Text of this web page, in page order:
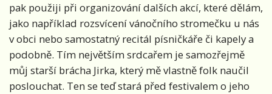
pak použiji při organizování dalších akcí, které dělám,
jako například rozsvícení vánočního stromečku u nás
v obci nebo samostatný recitál písničkáře či kapely a
podobně. Tím největším srdcařem je samozřejmě
můj starší brácha Jirka, který mě vlastně folk naučil
poslouchat. Ten se teď stará před festivalem o jeho